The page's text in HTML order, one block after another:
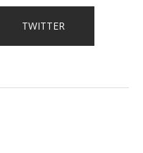
TWITTER